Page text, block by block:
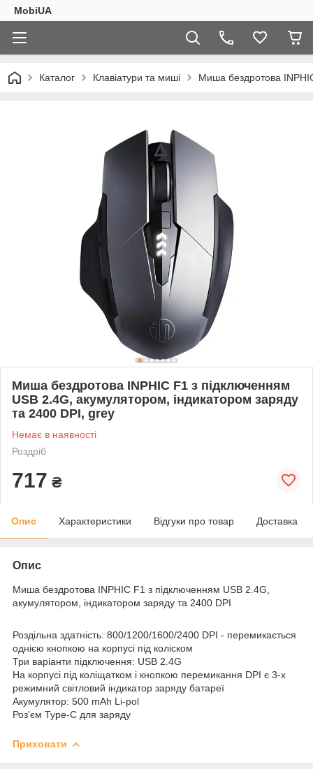
MobiUA
Каталог Клавіатури та миші Миша бездротова
Миша бездротова INPHIC F1 з підключенням
USB 2.4G, акумулятором, індикатором заряду
та 2400 DPI, grey
Немає в наявності
Роздріб
717 ₴
Опис Характеристики Відгуки про товар Доставка
Опис
Миша бездротова INPHIC F1 з підключенням USB 2.4G,
акумулятором, індикатором заряду та 2400 DPI
Роздільна здатність: 800/1200/1600/2400 DPI - перемикається
однією кнопкою на корпусі під коліском
Три варіанти підключення: USB 2.4G
На корпусі під коліщатком і кнопкою перемикання DPI є 3-х
режимний світловий індикатор заряду батареї
Акумулятор: 500 mAh Li-pol
Роз'єм Type-C для заряду
Приховати